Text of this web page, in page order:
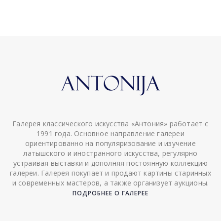
Галерея классического искусства «Антония» работает с
1991 года. Основное направление галереи
ориентированно на популяризование и изучение
латышского и иностранного искусства, регулярно
устраивая выставки и дополняя постоянную коллекцию
галереи. Галерея покупает и продают картины старинных
и современных мастеров, а также организует аукционы.
ПОДРОБНЕЕ О ГАЛЕРЕЕ